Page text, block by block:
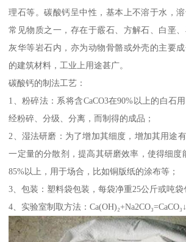
理石等。碳酸钙呈中性，基本上不溶于水，
常见物质之一，存在于霰石、方解石、白垩
灰华等岩石内，亦为动物骨骼或外壳的主要
的建筑材料，工业上用途甚广。
碳酸钙的制法工艺：
1、粉碎法：系将含CaCO3在90%以上的白石
经粉碎、分级、分离，而制得的成品；
2、湿法研磨：为了增加其细度，增加其用途
一定量的分散剂，提高其研磨效率，使得细度
85%以上，用于场合，比如铜版纸的涂布等；
3、包装：塑料袋包装，每袋净重25公斤或吨袋
4、实验室制取方法：